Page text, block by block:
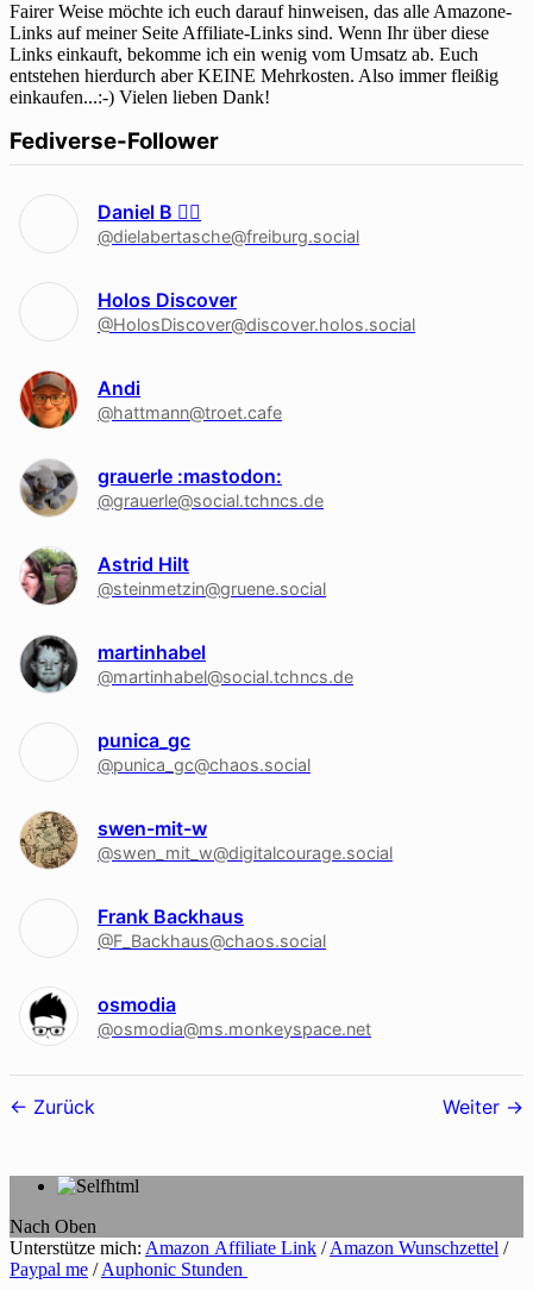
Fairer Weise möchte ich euch darauf hinweisen, das alle Amazone-
Links auf meiner Seite Affiliate-Links sind. Wenn Ihr über diese
Links einkauft, bekomme ich ein wenig vom Umsatz ab. Euch
entstehen hierdurch aber KEINE Mehrkosten. Also immer fleißig
einkaufen...:-) Vielen lieben Dank!
Fediverse-Follower
Daniel B 🏳‍🌈
@dielabertasche@freiburg.social
Holos Discover
@HolosDiscover@discover.holos.social
Andi
@hattmann@troet.cafe
grauerle :mastodon:
@grauerle@social.tchncs.de
Astrid Hilt
@steinmetzin@gruene.social
martinhabel
@martinhabel@social.tchncs.de
punica_gc
@punica_gc@chaos.social
swen-mit-w
@swen_mit_w@digitalcourage.social
Frank Backhaus
@F_Backhaus@chaos.social
osmodia
@osmodia@ms.monkeyspace.net
Follower-
Zurück Weiter
Nach Oben
Unterstütze mich: Amazon Affiliate Link /Amazon Wunschzettel /
Paypal me /Auphonic Stunden